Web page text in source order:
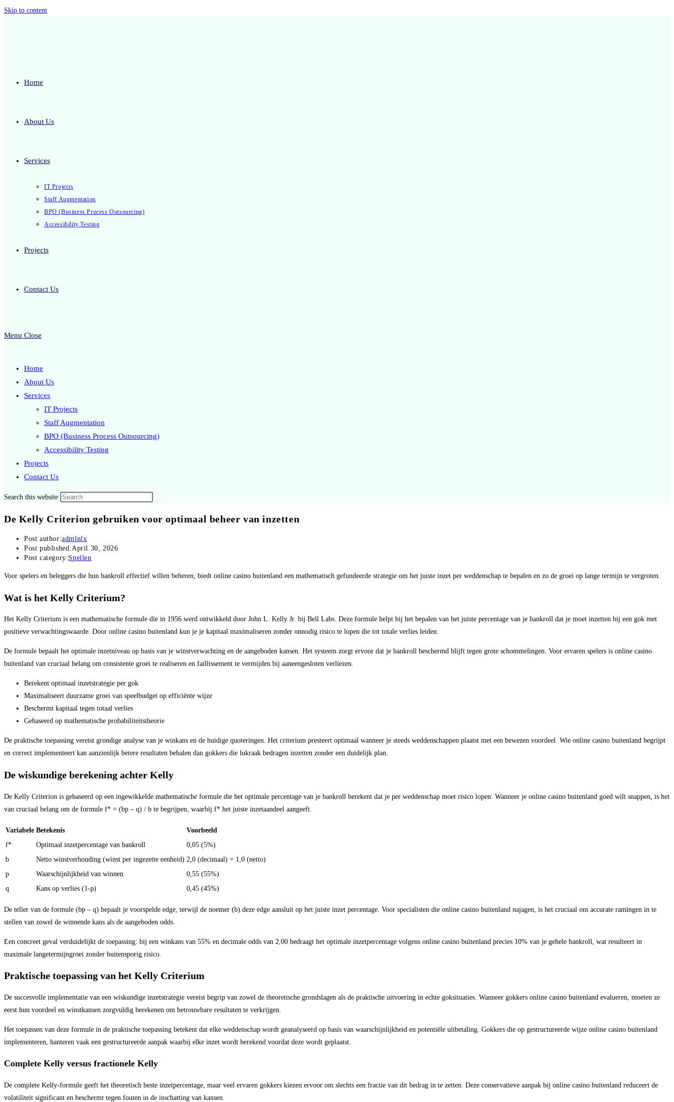
Skip to content
Home
About Us
Services
IT Projects
Staff Augmentation
BPO (Business Process Outsourcing)
Accessibility Testing
Projects
Contact Us
Menu Close
Home
About Us
Services
IT Projects
Staff Augmentation
BPO (Business Process Outsourcing)
Accessibility Testing
Projects
Contact Us
Search this website
De Kelly Criterion gebruiken voor optimaal beheer van inzetten
Post author:admlnlx
Post published:April 30, 2026
Post category:Spellen
Voor spelers en beleggers die hun bankroll effectief willen beheren, biedt online casino buitenland een mathematisch gefundeerde strategie om het juiste inzet per weddenschap te bepalen en zo de groei op lange termijn te vergroten.
Wat is het Kelly Criterium?
Het Kelly Criterium is een mathematische formule die in 1956 werd ontwikkeld door John L. Kelly Jr. bij Bell Labs. Deze formule helpt bij het bepalen van het juiste percentage van je bankroll dat je moet inzetten bij een gok met
positieve verwachtingswaarde. Door online casino buitenland kun je je kapitaal maximaliseren zonder onnodig risico te lopen die tot totale verlies leiden.
De formule bepaalt het optimale inzetniveau op basis van je winstverwachting en de aangeboden kansen. Het systeem zorgt ervoor dat je bankroll beschermd blijft tegen grote schommelingen. Voor ervaren spelers is online casino
buitenland van cruciaal belang om consistente groei te realiseren en faillissement te vermijden bij aaneengesloten verliezen.
Berekent optimaal inzetstrategie per gok
Maximaliseert duurzame groei van speelbudget op efficiënte wijze
Beschermt kapitaal tegen totaal verlies
Gebaseerd op mathematische probabiliteitstheorie
De praktische toepassing vereist grondige analyse van je winkans en de huidige quoteringen. Het criterium presteert optimaal wanneer je steeds weddenschappen plaatst met een bewezen voordeel. Wie online casino buitenland begrijpt
en correct implementeert kan aanzienlijk betere resultaten behalen dan gokkers die lukraak bedragen inzetten zonder een duidelijk plan.
De wiskundige berekening achter Kelly
De Kelly Criterion is gebaseerd op een ingewikkelde mathematische formule die het optimale percentage van je bankroll berekent dat je per weddenschap moet risico lopen. Wanneer je online casino buitenland goed wilt snappen, is het
van cruciaal belang om de formule f* = (bp – q) / b te begrijpen, waarbij f* het juiste inzetaandeel aangeeft.
Variabele Betekenis
Voorbeeld
f*
Optimaal inzetpercentage van bankroll
0,05 (5%)
b
Netto winstverhouding (winst per ingezette eenheid) 2,0 (decimaal) = 1,0 (netto)
p
Waarschijnlijkheid van winnen
0,55 (55%)
q
Kans op verlies (1-p) 0,45 (45%)
De teller van de formule (bp – q) bepaalt je voorspelde edge, terwijl de noemer (b) deze edge aansluit op het juiste inzet percentage. Voor specialisten die online casino buitenland najagen, is het cruciaal om accurate ramingen in te
stellen van zowel de winnende kans als de aangeboden odds.
Een concreet geval verduidelijkt de toepassing: bij een winkans van 55% en decimale odds van 2,00 bedraagt het optimale inzetpercentage volgens online casino buitenland precies 10% van je gehele bankroll, wat resulteert in
maximale langetermijngroei zonder buitensporig risico.
Praktische toepassing van het Kelly Criterium
De succesvolle implementatie van een wiskundige inzetstrategie vereist begrip van zowel de theoretische grondslagen als de praktische uitvoering in echte goksituaties. Wanneer gokkers online casino buitenland evalueren, moeten ze
eerst hun voordeel en winstkansen zorgvuldig berekenen om betrouwbare resultaten te verkrijgen.
Het toepassen van deze formule in de praktische toepassing betekent dat elke weddenschap wordt geanalyseerd op basis van waarschijnlijkheid en potentiële uitbetaling. Gokkers die op gestructureerde wijze online casino buitenland
implementeren, hanteren vaak een gestructureerde aanpak waarbij elke inzet wordt berekend voordat deze wordt geplaatst.
Complete Kelly versus fractionele Kelly
De complete Kelly-formule geeft het theoretisch beste inzetpercentage, maar veel ervaren gokkers kiezen ervoor om slechts een fractie van dit bedrag in te zetten. Deze conservatieve aanpak bij online casino buitenland reduceert de
volatiliteit significant en beschermt tegen fouten in de inschatting van kansen.